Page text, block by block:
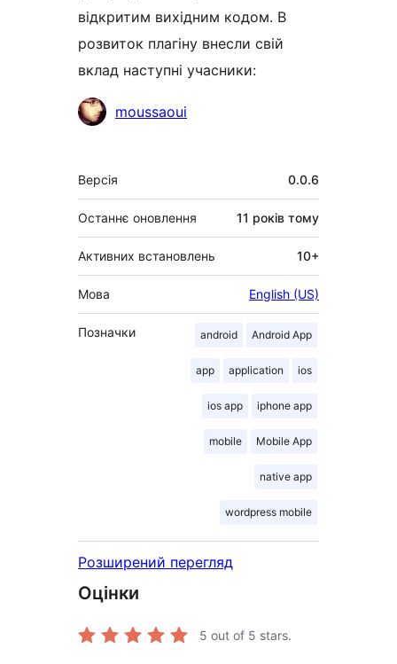
відкритим вихідним кодом. В
розвиток плагіну внесли свій
вклад наступні учасники:
Учасникиmoussaoui
Мета
Версія 0.0.6
Останнє оновлення 11 років тому
Активних встановлень 10+
Мова English (US)
Позначки android Android App
app application ios
ios app iphone app
mobile Mobile App
native app
wordpress mobile
Розширений перегляд
Оцінки
5 out of 5 stars.